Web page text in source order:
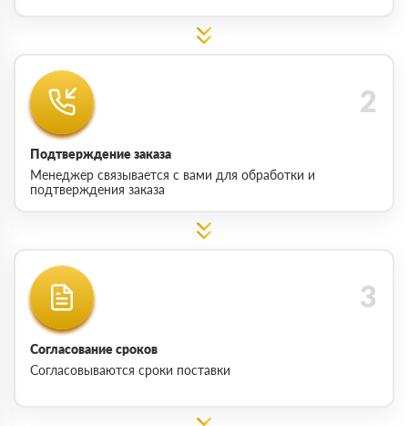
Подтверждение заказа
Менеджер связывается с вами для обработки и
подтверждения заказа
Согласование сроков
Согласовываются сроки поставки